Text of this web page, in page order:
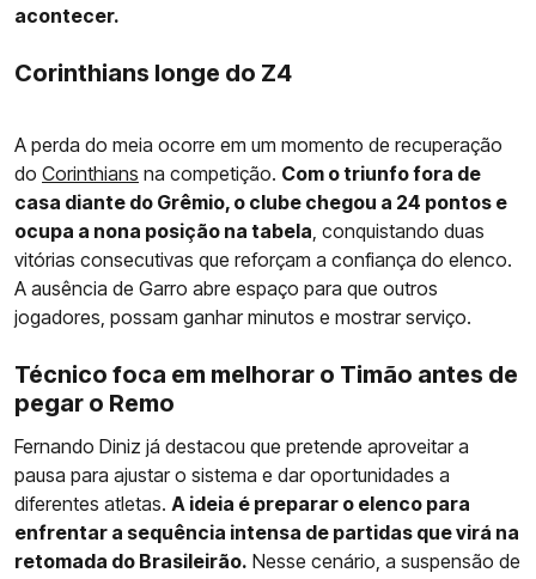
acontecer.
Corinthians longe do Z4
A perda do meia ocorre em um momento de recuperação
do Corinthians na competição. Com o triunfo fora de
casa diante do Grêmio, o clube chegou a 24 pontos e
ocupa a nona posição na tabela , conquistando duas
vitórias consecutivas que reforçam a confiança do elenco.
A ausência de Garro abre espaço para que outros
jogadores, possam ganhar minutos e mostrar serviço.
Técnico foca em melhorar o Timão antes de
pegar o Remo
Fernando Diniz já destacou que pretende aproveitar a
pausa para ajustar o sistema e dar oportunidades a
diferentes atletas. A ideia é preparar o elenco para
enfrentar a sequência intensa de partidas que virá na
retomada do Brasileirão. Nesse cenário, a suspensão de